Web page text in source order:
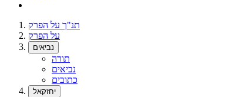
תנ"ך על הפרק
על הפרק
נביאים
תורה
נביאים
כתובים
יחזקאל